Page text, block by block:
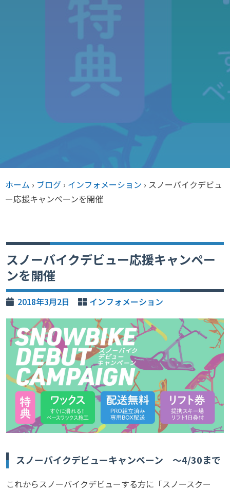
ホーム › ブログ › インフォメーション › スノーバイクデビュ
ー応援キャンペーンを開催
スノーバイクデビュー応援キャンペー
ンを開催
2018年3月2日 インフォメーション
スノーバイクデビューキャンペーン ～4/30まで
これからスノーバイクデビューする方に「スノースクー